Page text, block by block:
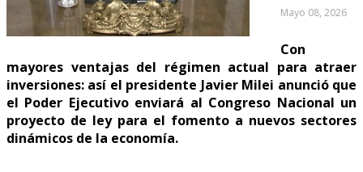
Mayo 08, 2026
Con
mayores ventajas del régimen actual para atraer
inversiones: así el presidente Javier Milei anunció que
el Poder Ejecutivo enviará al Congreso Nacional un
proyecto de ley para el fomento a nuevos sectores
dinámicos de la economía.